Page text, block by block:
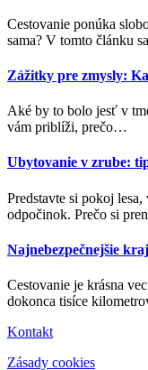
Cestovanie ponúka
sama? V tomto článku
Zážitky pre zmysly:
Aké by to bolo jesť v
vám priblíži, prečo…
Ubytovanie v zrube:
Predstavte si pokoj
odpočinok. Prečo si
Najnebezpečnejšie
Cestovanie je krásna
dokonca tisíce
Kontakt
Zásady cookies